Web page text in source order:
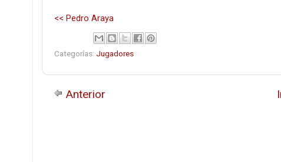
<< Pedro Araya
Categorías: Jugadores
Anterior